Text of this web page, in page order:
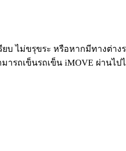
บ ไม่ขรุขระ หรือหากมีทางต่า
รถเข็นรถเข็น iMOVE ผ่านไป